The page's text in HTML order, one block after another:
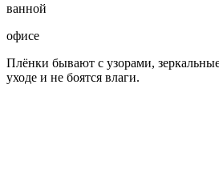
ванной
офисе
Плёнки бывают с узорами,
уходе и не боятся влаги.